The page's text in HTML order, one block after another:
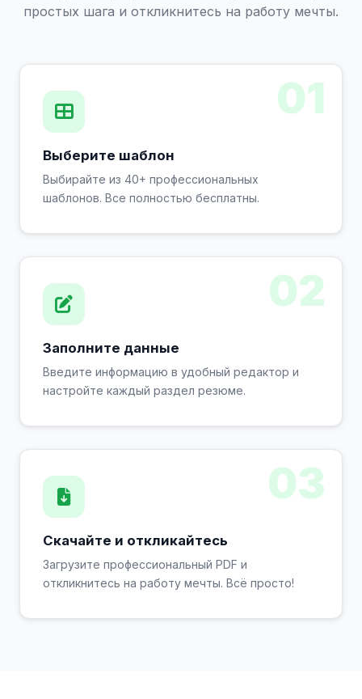
простых шага и откликнитесь на работу мечты.
01
Выберите шаблон
Выбирайте из 40+ профессиональных
шаблонов. Все полностью бесплатны.
02
Заполните данные
Введите информацию в удобный редактор и
настройте каждый раздел резюме.
03
Скачайте и откликайтесь
Загрузите профессиональный PDF и
откликнитесь на работу мечты. Всё просто!